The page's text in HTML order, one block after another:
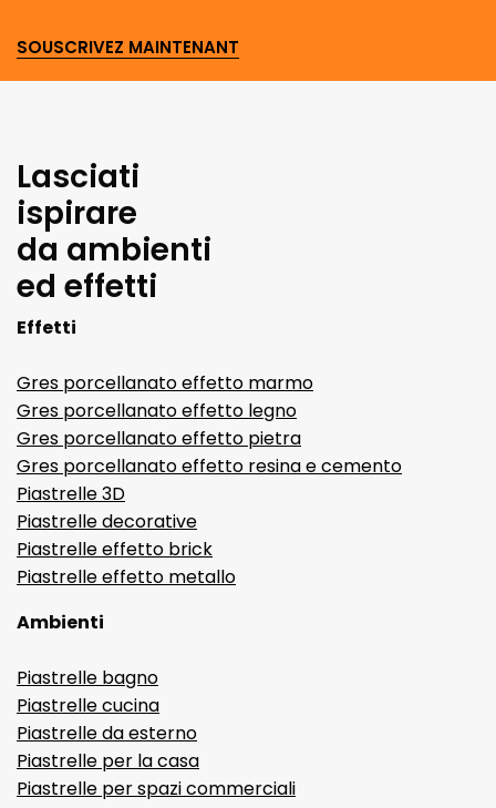
SOUSCRIVEZ MAINTENANT
Lasciati
ispirare
da ambienti
ed effetti
Effetti
Gres porcellanato effetto marmo
Gres porcellanato effetto legno
Gres porcellanato effetto pietra
Gres porcellanato effetto resina e cemento
Piastrelle 3D
Piastrelle decorative
Piastrelle effetto brick
Piastrelle effetto metallo
Ambienti
Piastrelle bagno
Piastrelle cucina
Piastrelle da esterno
Piastrelle per la casa
Piastrelle per spazi commerciali